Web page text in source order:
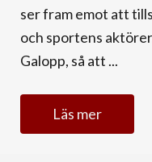
ser fram emot att
och sportens
Galopp, så att ...
Läs mer